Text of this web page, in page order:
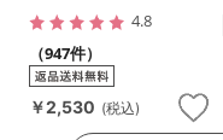
4.8
（947件）
￥2,530 (税込)